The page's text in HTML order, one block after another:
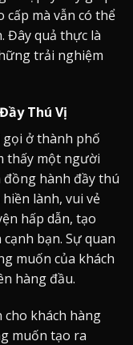
cấp mà vẫn có thể
Đây quả thực là
trải nghiệm
Thú Vị
gọi ở thành phố
thấy một người
hành đầy thú
lành, vui vẻ
hấp dẫn, tạo
bạn. Sự quan
muốn của khách
hàng đầu.
khách hàng
muốn tạo ra